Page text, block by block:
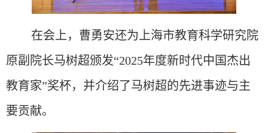
在会上，曹勇安还为上海市教育科学研究院
原副院长马树超颁发“2025年度新时代中国杰出
教育家”奖杯，并介绍了马树超的先进事迹与主
要贡献。